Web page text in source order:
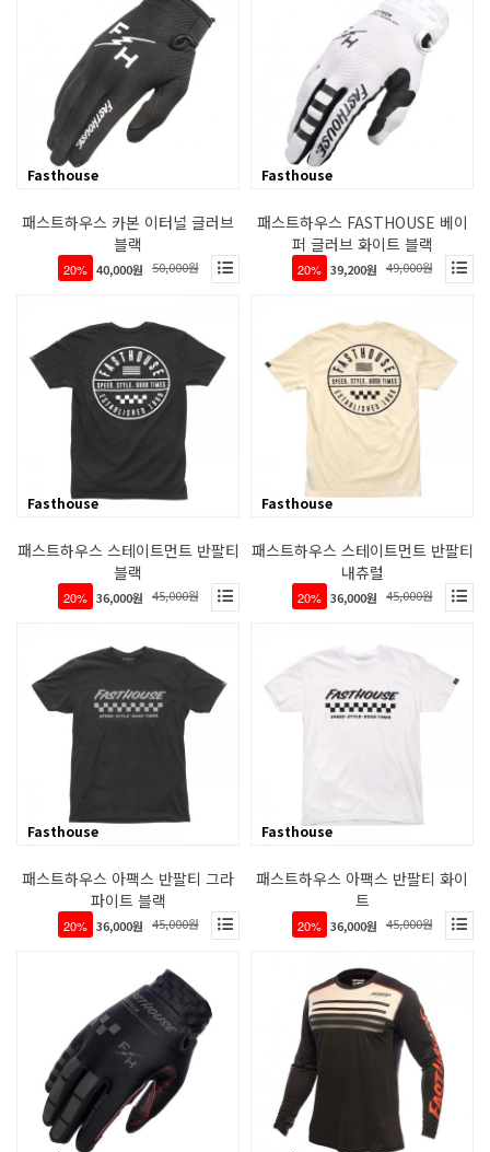
Fasthouse
패스트하우스 카본 이터널 글러브
블랙
20% 40,000원 50,000원
Fasthouse
패스트하우스 FASTHOUSE 베이
퍼 글러브 화이트 블랙
20% 39,200원 49,000원
Fasthouse
패스트하우스 스테이트먼트 반팔티
블랙
20% 36,000원 45,000원
Fasthouse
패스트하우스 스테이트먼트 반팔티
내츄럴
20% 36,000원 45,000원
Fasthouse
패스트하우스 아팩스 반팔티 그라
파이트 블랙
20% 36,000원 45,000원
Fasthouse
패스트하우스 아팩스 반팔티 화이
트
20% 36,000원 45,000원